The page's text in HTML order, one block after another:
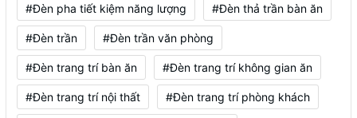
#Đèn pha tiết kiệm năng lượng #Đèn thả trần bàn ăn
#Đèn trần #Đèn trần văn phòng
#Đèn trang trí bàn ăn #Đèn trang trí không gian ăn
#Đèn trang trí nội thất #Đèn trang trí phòng khách